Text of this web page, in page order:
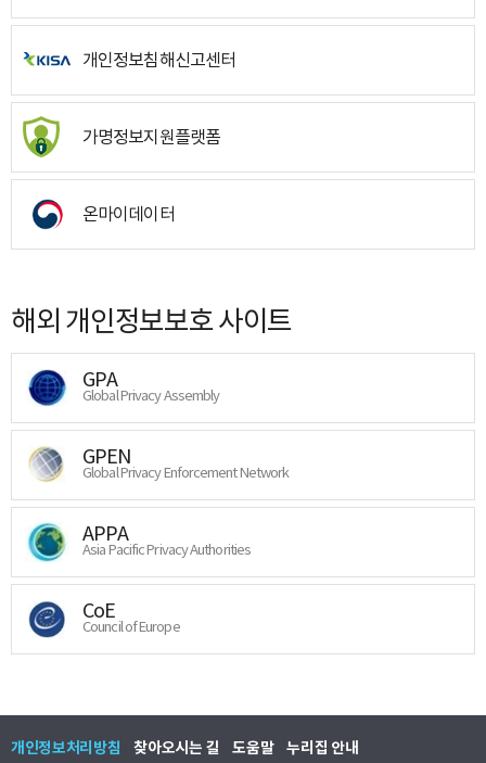
개인정보침해신고센터
가명정보지원플랫폼
온마이데이터
해외 개인정보보호 사이트
GPA
Global Privacy Assembly
GPEN
Global Privacy Enforcement Network
APPA
Asia Pacific Privacy Authorities
CoE
Council of Europe
개인정보처리방침 찾아오시는 길 도움말 누리집 안내